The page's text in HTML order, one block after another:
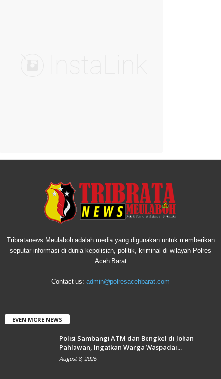
Tribratanews Meulaboh adalah media yang digunakan untuk memberikan
seputar informasi di dunia kepolisian, politik, kriminal di wilayah Polres
Aceh Barat
Contact us: admin@polresacehbarat.com
EVEN MORE NEWS
Polisi Sambangi ATM dan Bengkel di Johan
Pahlawan, Ingatkan Warga Waspadai...
August 8, 2026